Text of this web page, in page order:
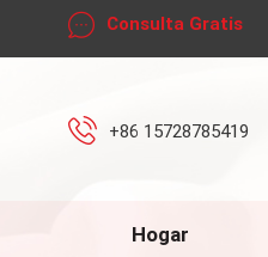
Consulta Gratis
+86 15728785419
Hogar